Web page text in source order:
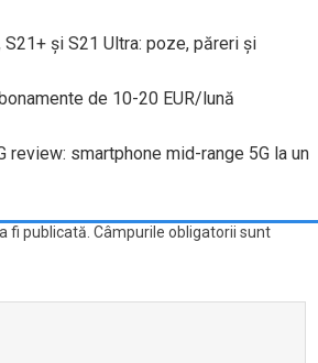
S21+ și S21 Ultra: poze, păreri și
de 10-20 EUR/lună
review: smartphone mid-range 5G la un
fi publicată. Câmpurile obligatorii sunt